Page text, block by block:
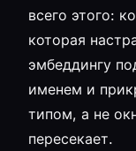
всего этого:
которая
эмбеддингу
именем и
типом, а не
пересекает.